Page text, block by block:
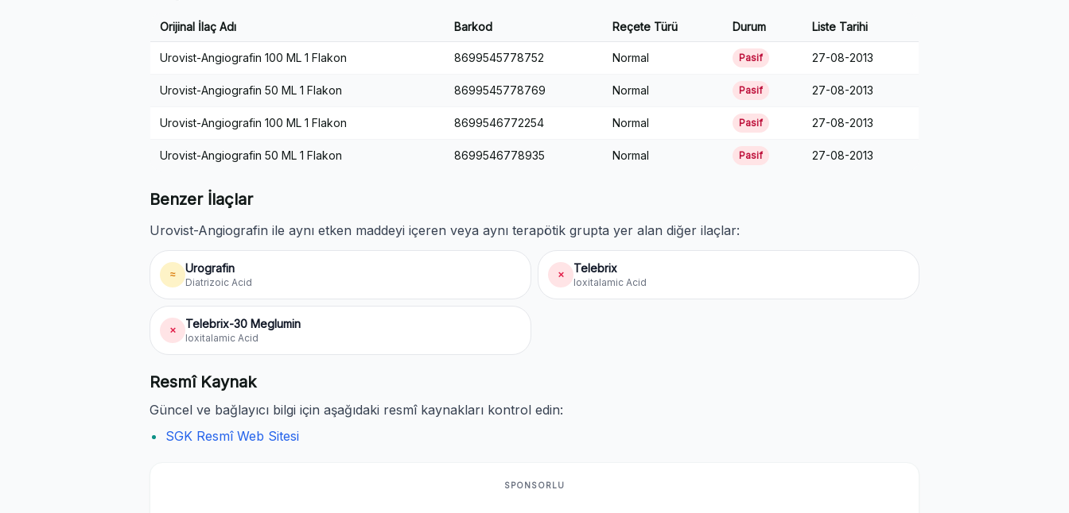
Orijinal İlaç Adı Barkod Reçete Türü Durum Liste Tarihi
Urovist-Angiografin 100 ML 1 Flakon 8699545778752 Normal Pasif 27-08-2013
Urovist-Angiografin 50 ML 1 Flakon 8699545778769 Normal Pasif 27-08-2013
Urovist-Angiografin 100 ML 1 Flakon 8699546772254 Normal Pasif 27-08-2013
Urovist-Angiografin 50 ML 1 Flakon 8699546778935 Normal Pasif 27-08-2013
Benzer İlaçlar
Urovist-Angiografin ile aynı etken maddeyi içeren veya aynı terapötik grupta yer alan diğer ilaçlar:
≈ Urografin
Diatrizoic Acid
✗ Telebrix
Ioxitalamic Acid
✗ Telebrix-30 Meglumin
Ioxitalamic Acid
Resmî Kaynak
Güncel ve bağlayıcı bilgi için aşağıdaki resmî kaynakları kontrol edin:
SGK Resmî Web Sitesi
SPONSORLU